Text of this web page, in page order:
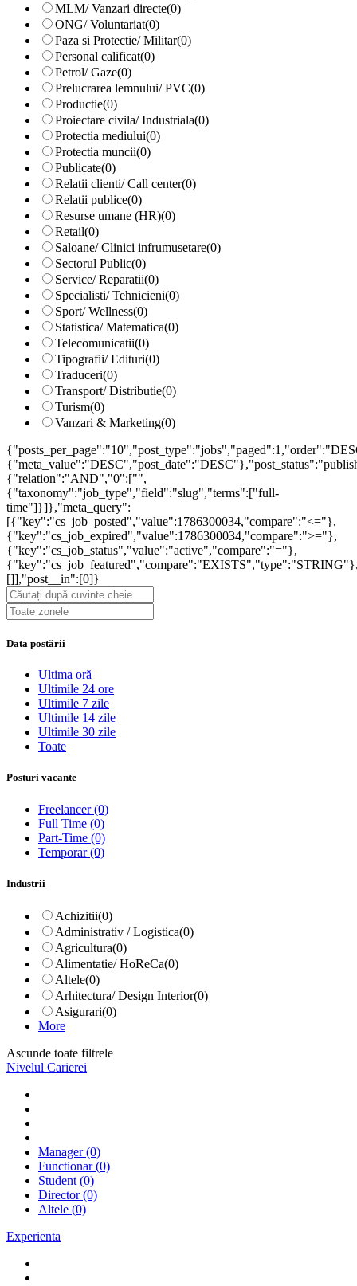
MLM/ Vanzari directe(0)
ONG/ Voluntariat(0)
Paza si Protectie/ Militar(0)
Personal calificat(0)
Petrol/ Gaze(0)
Prelucrarea lemnului/ PVC(0)
Productie(0)
Proiectare civila/ Industriala(0)
Protectia mediului(0)
Protectia muncii(0)
Publicate(0)
Relatii clienti/ Call center(0)
Relatii publice(0)
Resurse umane (HR)(0)
Retail(0)
Saloane/ Clinici infrumusetare(0)
Sectorul Public(0)
Service/ Reparatii(0)
Specialisti/ Tehnicieni(0)
Sport/ Wellness(0)
Statistica/ Matematica(0)
Telecomunicatii(0)
Tipografii/ Edituri(0)
Traduceri(0)
Transport/ Distributie(0)
Turism(0)
Vanzari & Marketing(0)
{"relation":"AND","0":["",
{"taxonomy":"job_type","field":"slug","terms":["full-
time"]}]},"meta_query":
[{"key":"cs_job_posted","value":1786300034,"compare":"<="},
{"key":"cs_job_expired","value":1786300034,"compare":">="},
{"key":"cs_job_status","value":"active","compare":"="},
[]],"post__in":[0]}
Data postării
Ultima oră
Ultimile 24 ore
Ultimile 7 zile
Ultimile 14 zile
Ultimile 30 zile
Toate
Posturi vacante
Freelancer(0)
Full Time (0)
Part-Time (0)
Temporar(0)
Industrii
Achizitii(0)
Administrativ / Logistica(0)
Agricultura(0)
Alimentatie/ HoReCa(0)
Altele(0)
Arhitectura/ Design Interior(0)
Asigurari(0)
More
Ascunde toate filtrele
Nivelul Carierei
Manager(0)
Functionar(0)
Student (0)
Director(0)
Altele (0)
Experienta